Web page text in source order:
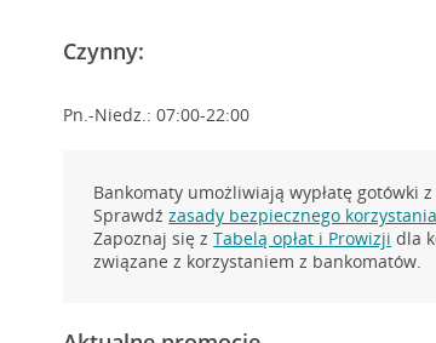
Czynny:
Pn.-Niedz.: 07:00-22:00
Bankomaty umożliwiają wypłatę gotówki
Sprawdźzasady bezpiecznego
Zapoznaj się zTabelą opłat i Prowizji dla
związane z korzystaniem z bankomatów.